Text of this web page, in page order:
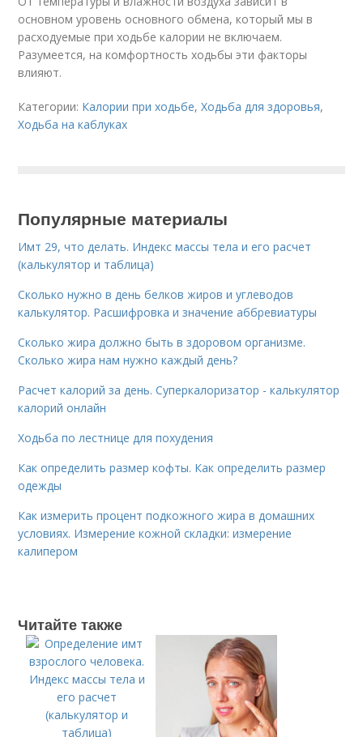
основном уровень основного обмена, который мы в
расходуемые при ходьбе калории не включаем.
Разумеется, на комфортность ходьбы эти факторы
влияют.
Категории: Калории при ходьбе,Ходьба для здоровья,
Ходьба на каблуках
Популярные материалы
Имт 29, что делать. Индекс массы тела и его расчет
(калькулятор и таблица)
Сколько нужно в день белков жиров и углеводов
калькулятор. Расшифровка и значение аббревиатуры
Сколько жира должно быть в здоровом организме.
Сколько жира нам нужно каждый день?
Расчет калорий за день. Суперкалоризатор - калькулятор
калорий онлайн
Ходьба по лестнице для похудения
Как определить размер кофты. Как определить размер
одежды
Как измерить процент подкожного жира в домашних
условиях. Измерение кожной складки: измерение
калипером
Читайте также